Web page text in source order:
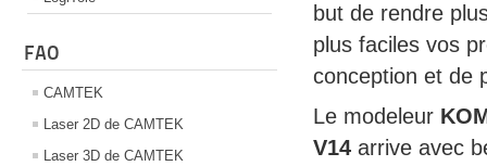
FAO
CAMTEK
Laser 2D de CAMTEK
Laser 3D de CAMTEK
but de rendre
plus faciles vos
conception et de
Le modeleur
V14 arrive avec